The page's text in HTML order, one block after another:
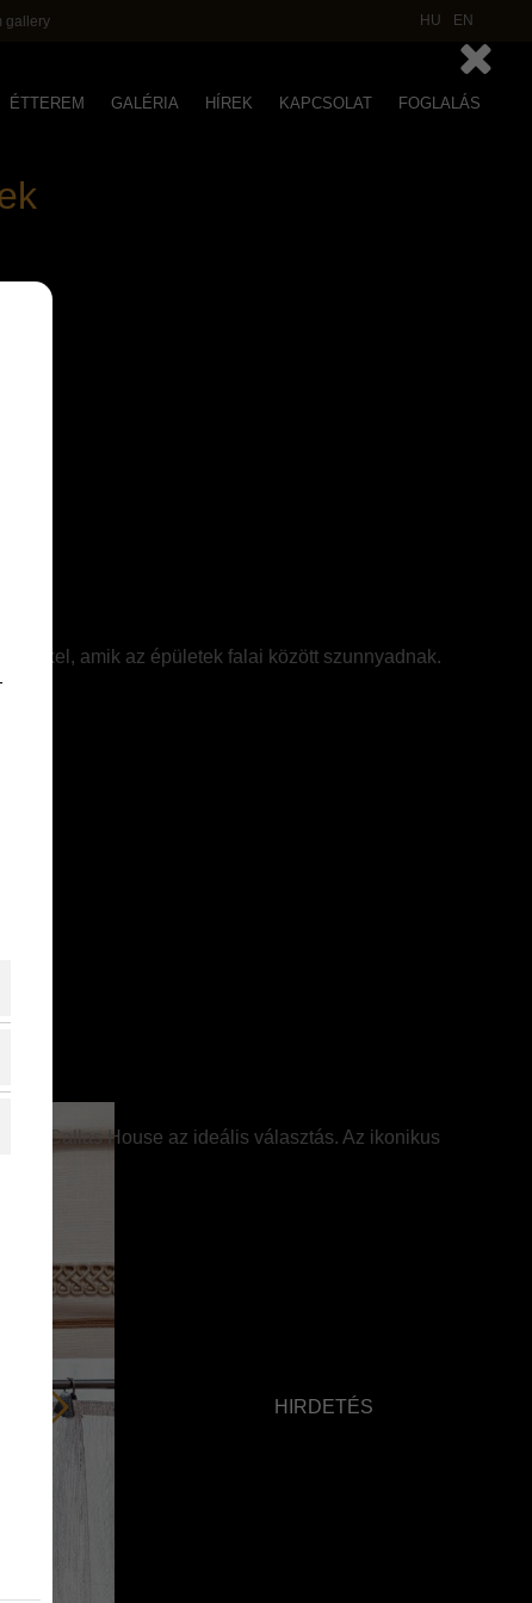
gallery HU EN
ÉTTEREM GALÉRIA HÍREK KAPCSOLAT FOGLALÁS
HIRDETÉS
amik az épületek falai között szunnyadnak.
a Callas House az ideális választás. Az ikonikus